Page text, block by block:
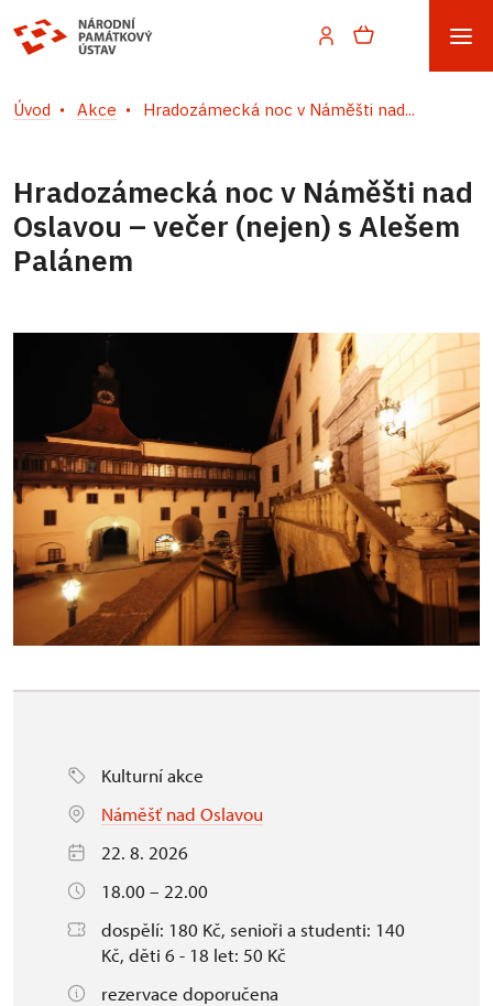
Úvod Akce Hradozámecká noc v Náměšti nad...
Hradozámecká noc v Náměšti nad
Oslavou – večer (nejen) s Alešem
Palánem
Kulturní akce
Náměšť nad Oslavou
22. 8. 2026
18.00 – 22.00
dospělí: 180 Kč, senioři a studenti: 140
Kč, děti 6 - 18 let: 50 Kč
rezervace doporučena